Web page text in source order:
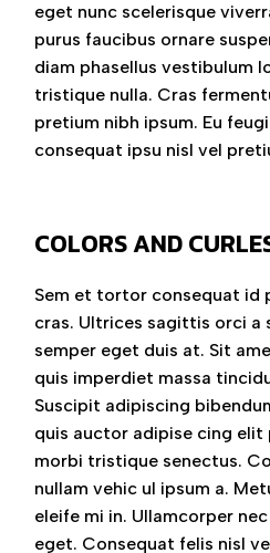
eget nunc scelerisque
purus faucibus ornare
diam phasellus vestibulum
tristique nulla. Cras
pretium nibh ipsum. Eu
consequat ipsu nisl vel
COLORS AND
Sem et tortor consequat id
cras. Ultrices sagittis orci a
semper eget duis at. Sit
quis imperdiet massa
Suscipit adipiscing
quis auctor adipise cing
morbi tristique senectus.
nullam vehic ul ipsum a.
eleife mi in. Ullamcorper
eget. Consequat felis nisl